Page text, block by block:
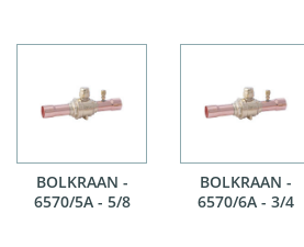
BOLKRAAN -
6570/5A - 5/8
BOLKRAAN -
6570/6A - 3/4